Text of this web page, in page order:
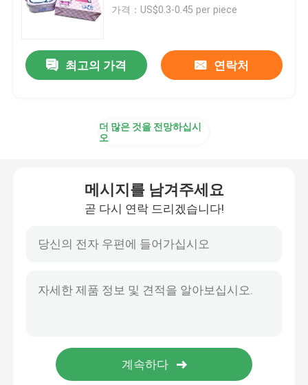
가격：US$0.3-0.45 per piece
최고의 가격 연락처
더 많은 것을 전망하십시
오
메시지를 남겨주세요
곧 다시 연락 드리겠습니다!